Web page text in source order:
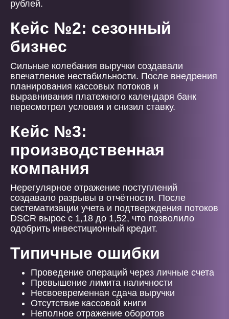
рублей.
Кейс №2: сезонный
бизнес
Сильные колебания выручки создавали
впечатление нестабильности. После внедрения
планирования кассовых потоков и
выравнивания платежного календаря банк
пересмотрел условия и снизил ставку.
Кейс №3:
производственная
компания
Нерегулярное отражение поступлений
создавало разрывы в отчётности. После
систематизации учета и подтверждения потоков
DSCR вырос с 1,18 до 1,52, что позволило
одобрить инвестиционный кредит.
Типичные ошибки
Проведение операций через личные счета
Превышение лимита наличности
Несвоевременная сдача выручки
Отсутствие кассовой книги
Неполное отражение оборотов